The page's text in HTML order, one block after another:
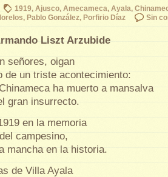
1919, Ajusco, Amecameca, Ayala,
, Pablo González, Porfirio Díaz Sin
Liszt Arzubide
señores, oigan
de un triste acontecimiento:
ha muerto a mansalva
gran insurrecto.
en la memoria
campesino,
mancha en la historia.
de Villa Ayala